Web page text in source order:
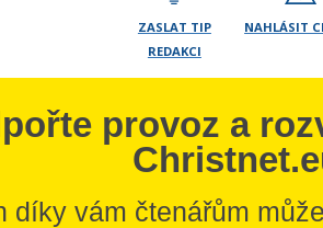
ZASLAT TIP
REDAKCI
NAHLÁSIT